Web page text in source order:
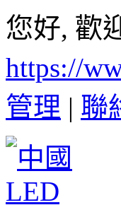
您好, 歡
https://
管理 | 聯